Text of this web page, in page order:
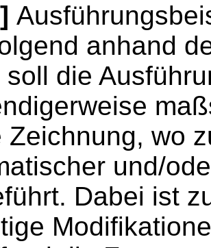
anhand
soll die
Zeichnung, wo
und/
Dabei ist